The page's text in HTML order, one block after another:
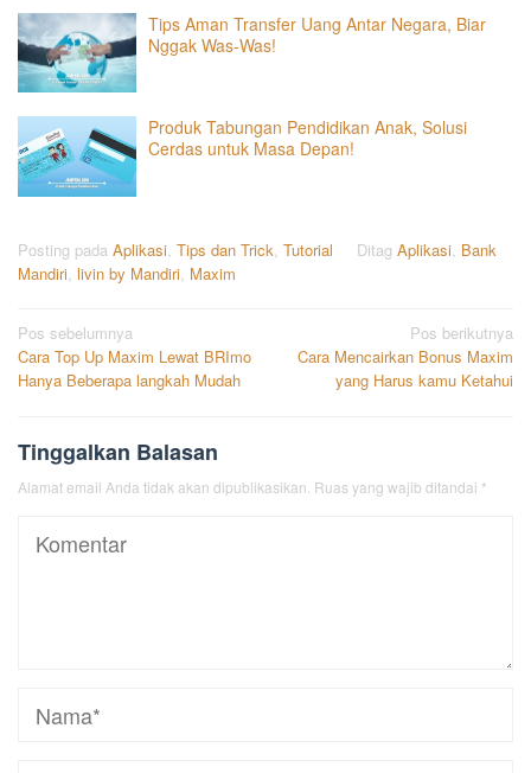
Tips Aman Transfer Uang Antar Negara, Biar
Nggak Was-Was!
Produk Tabungan Pendidikan Anak, Solusi
Cerdas untuk Masa Depan!
Posting pada Aplikasi Tips dan Trick Tutorial Ditag Aplikasi Bank
Mandiri livin by Mandiri Maxim
Navigasi
pos
Pos sebelumnya
Cara Top Up Maxim Lewat BRImo
Hanya Beberapa langkah Mudah
Pos berikutnya
Cara Mencairkan Bonus Maxim
yang Harus kamu Ketahui
Tinggalkan Balasan
Alamat email Anda tidak akan dipublikasikan. Ruas yang wajib ditandai *